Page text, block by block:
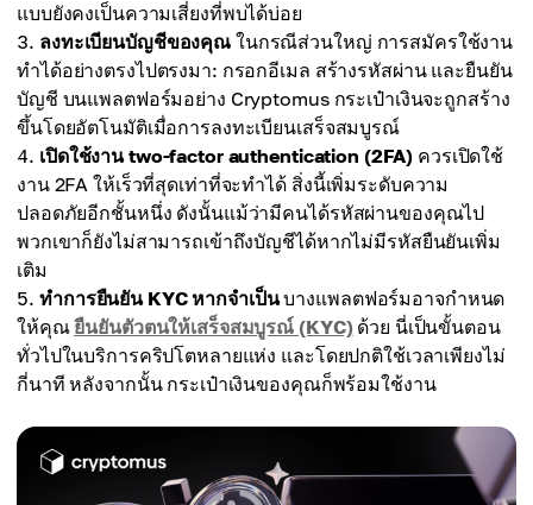
แบบยังคงเป็นความเสี่ยงที่พบได้บ่อย
ลงทะเบียนบัญชีของคุณ ในกรณีส่วนใหญ่ การสมัครใช้งาน
ทำได้อย่างตรงไปตรงมา: กรอกอีเมล สร้างรหัสผ่าน และยืนยัน
บัญชี บนแพลตฟอร์มอย่าง Cryptomus กระเป๋าเงินจะถูกสร้าง
ขึ้นโดยอัตโนมัติเมื่อการลงทะเบียนเสร็จสมบูรณ์
เปิดใช้งาน two-factor authentication (2FA) ควรเปิดใช้
งาน 2FA ให้เร็วที่สุดเท่าที่จะทำได้ สิ่งนี้เพิ่มระดับความ
ปลอดภัยอีกชั้นหนึ่ง ดังนั้นแม้ว่ามีคนได้รหัสผ่านของคุณไป
พวกเขาก็ยังไม่สามารถเข้าถึงบัญชีได้หากไม่มีรหัสยืนยันเพิ่ม
เติม
ทำการยืนยัน KYC หากจำเป็นบางแพลตฟอร์มอาจกำหนด
ให้คุณยืนยันตัวตนให้เสร็จสมบูรณ์ (KYC) ด้วย นี่เป็นขั้นตอน
ทั่วไปในบริการคริปโตหลายแห่ง และโดยปกติใช้เวลาเพียงไม่
กี่นาที หลังจากนั้น กระเป๋าเงินของคุณก็พร้อมใช้งาน